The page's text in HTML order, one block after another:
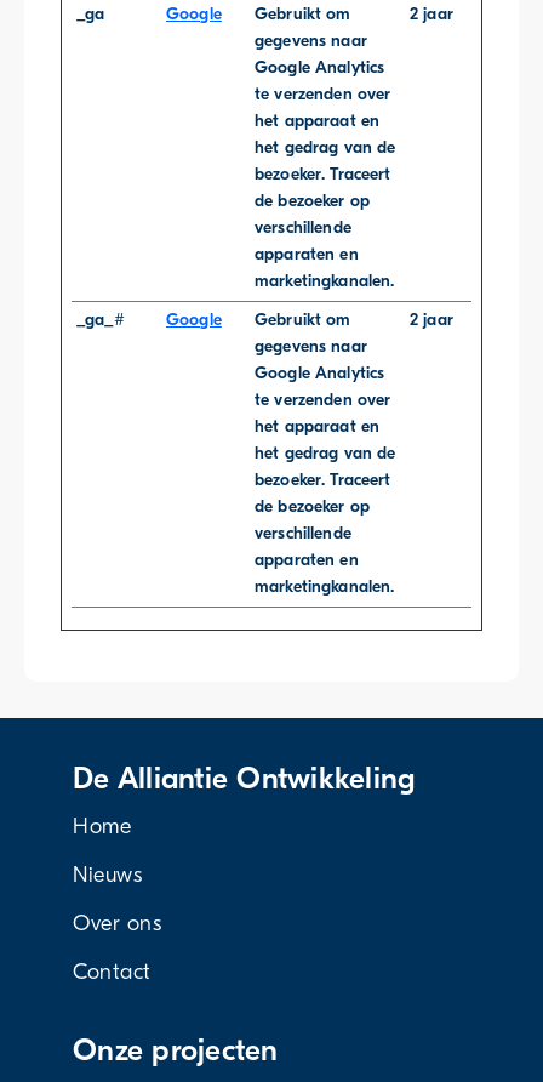
_ga
Google
Gebruikt om
gegevens naar
Google Analytics
te verzenden over
het apparaat en
het gedrag van de
bezoeker. Traceert
de bezoeker op
verschillende
apparaten en
marketingkanalen.
2 jaar
_ga_# Google
Gebruikt om
gegevens naar
Google Analytics
te verzenden over
het apparaat en
het gedrag van de
bezoeker. Traceert
de bezoeker op
verschillende
apparaten en
marketingkanalen.
2 jaar
De Alliantie Ontwikkeling
Home
Nieuws
Over ons
Contact
Onze projecten